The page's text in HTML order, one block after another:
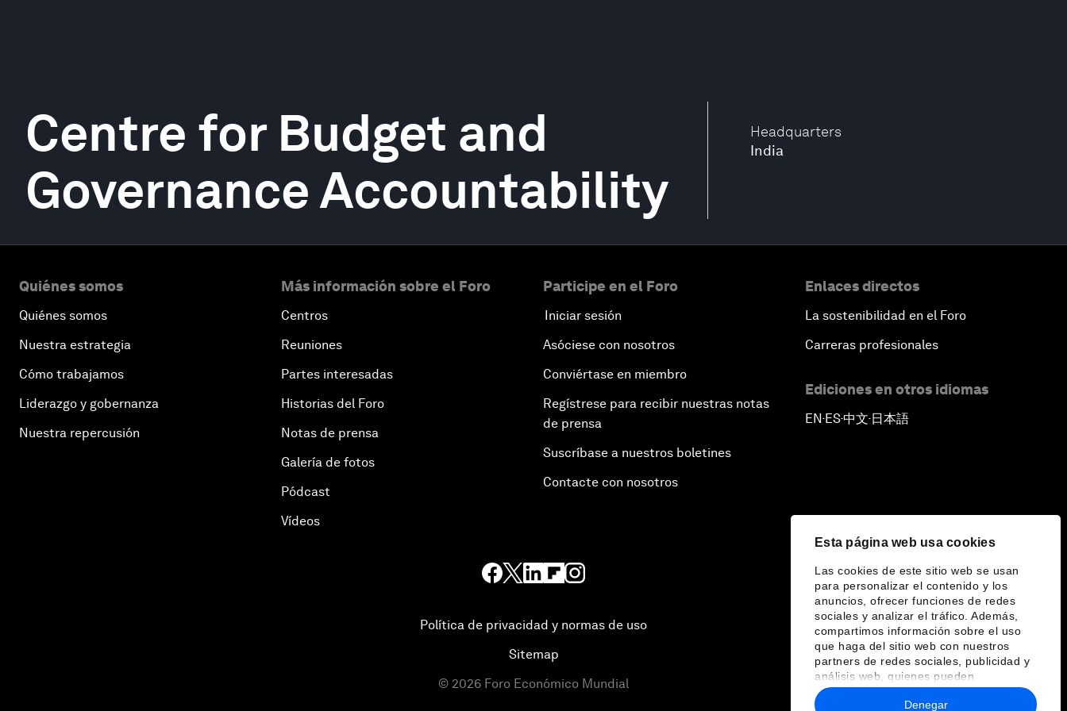
Esta página web usa cookies
Las cookies de este sitio web se usan
para personalizar el contenido y los
anuncios, ofrecer funciones de redes
sociales y analizar el tráfico. Además,
compartimos información sobre el uso
que haga del sitio web con nuestros
partners de redes sociales, publicidad y
análisis web, quienes pueden
combinarla con otra información que les
haya proporcionado o que hayan
Denegar
Headquarters
India
Centre for Budget and
Governance Accountability
Quiénes somos
Quiénes somos
Nuestra estrategia
Cómo trabajamos
Liderazgo y gobernanza
Nuestra repercusión
Más información sobre el Foro
Centros
Reuniones
Partes interesadas
Historias del Foro
Notas de prensa
Galería de fotos
Pódcast
Vídeos
Participe en el Foro
Iniciar sesión
Asóciese con nosotros
Conviértase en miembro
Regístrese para recibir nuestras notas
de prensa
Suscríbase a nuestros boletines
Contacte con nosotros
Enlaces directos
La sostenibilidad en el Foro
Carreras profesionales
Ediciones en otros idiomas
EN▪ES▪中文▪ 日本語
Política de privacidad y normas de uso
Sitemap
© 2026 Foro Económico Mundial